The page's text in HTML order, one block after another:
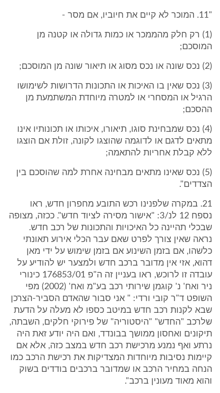
"11. המוכר לא קיים את חיוביו, אם מסר -
(1) רק חלק מהממכר או כמות גדולה או קטנה מן
המוסכם;
(2) נכס שונה או נכס מסוג או תיאור שונה מן המוסכם;
(3) נכס שאין בו האיכות או התכונות הדרושות לשימושו
הרגיל או המסחרי או למטרה מיוחדת המשתמעת מן
ההסכם;
(4) נכס שמבחינת סוגו, תיאורו, איכותו או תכונותיו אינו
מתאים לדגם או לדוגמה שהוצגו לקונה, זולת אם הוצגו
ללא קבלת אחריות להתאמה;
(5) נכס שאינו מתאים מבחינה אחרת למה שהוסכם בין
הצדדים".
21. במקרה שלפנינו רכש התובע מחפרון חדש, ראו
נספח 12 לנ/3: "אישור מסירה לציוד חדש". ככזה, מצופה
שבכלי תהיינה כל האיכויות והתכונות של רכב חדש.
נראה שאין צורך לפרט שאם עבר הכלי אירוע תאונתי
כלשהו, אם בזמן השינוע אם בזמן שימוש על ידי מאן
דהוא, אזי אין מדובר ברכב חדש ולמצער יש להודיע על
עובדה זו לרוכש, ראו בעניין זה ה"פ 176853/01 כינורי
ניר ואח' נ' קוגמן שירותי רכב בע"מ ואח' (2002) מפי
השופט ד"ר קובי ורדי: " אני סבור שהאדם הסביר-הצרכן
שבא לקנות רכב חדש במיטב כספו לא מעלה על הדעת
שלרכב "החדש" "היסטוריה" של פירוקי חלקים, השבתה,
תיקונים ואחסון ממושך בבונדד, ואם היה יודע זאת היה
נרתע ואף נמנע מרכישת רכב חדש במצב כזה, אלא אם
קיימות נסיבות מיוחדות המצדיקות את רכישת הרכב כמו
הנחה במחיר הרכב או שמדובר ברכבים בודדים בשוק
והוא מאוד מעונין ברכב".